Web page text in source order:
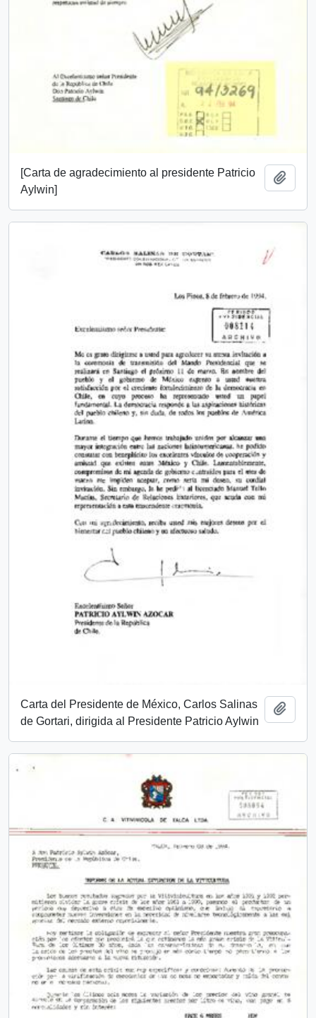
[Carta de agradecimiento al presidente Patricio
Aylwin]
Carta del Presidente de México, Carlos Salinas
de Gortari, dirigida al Presidente Patricio Aylwin